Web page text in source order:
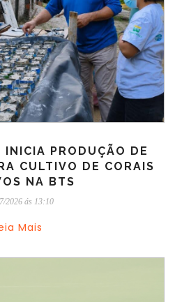
INICIA PRODUÇÃO DE
CULTIVO DE CORAIS
NA BTS
2026 ás 13:10
Mais